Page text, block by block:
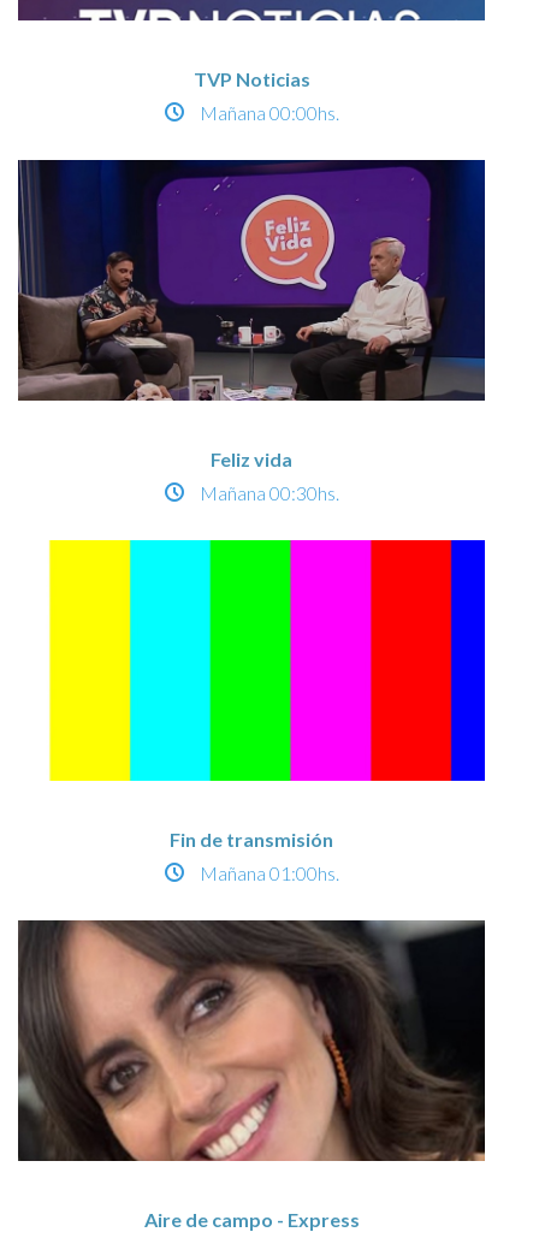
TVP Noticias
Mañana 00:00hs.
Feliz vida
Mañana 00:30hs.
Fin de transmisión
Mañana 01:00hs.
Aire de campo - Express